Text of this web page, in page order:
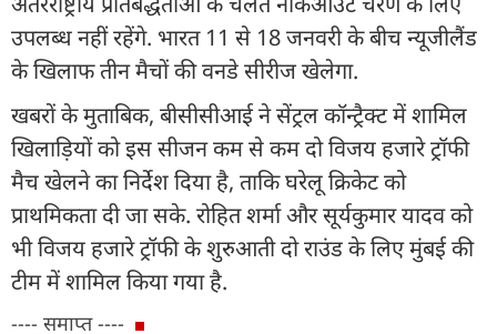
उपलब्ध नहीं रहेंगे. भारत 11 से 18 जनवरी के बीच न्यूजीलैंड
के खिलाफ तीन मैचों की वनडे सीरीज खेलेगा.
खबरों के मुताबिक, बीसीसीआई ने सेंट्रल कॉन्ट्रैक्ट में शामिल
खिलाड़ियों को इस सीजन कम से कम दो विजय हजारे ट्रॉफी
मैच खेलने का निर्देश दिया है, ताकि घरेलू क्रिकेट को
प्राथमिकता दी जा सके. रोहित शर्मा और सूर्यकुमार यादव को
भी विजय हजारे ट्रॉफी के शुरुआती दो राउंड के लिए मुंबई की
टीम में शामिल किया गया है.
---- समाप्त ----